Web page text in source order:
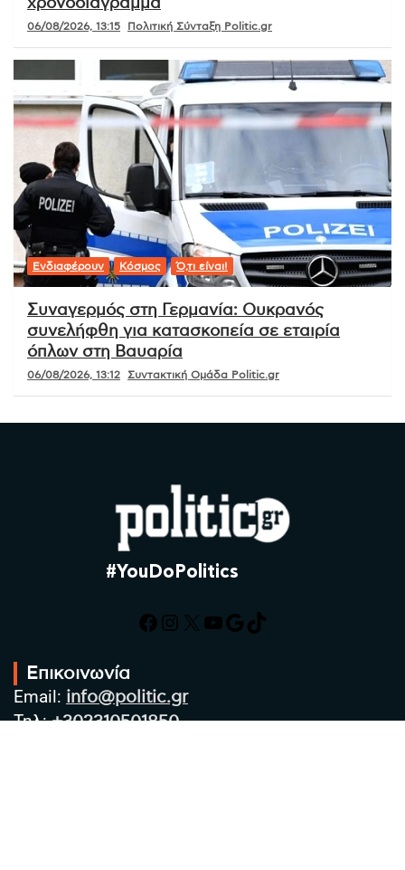
χρονοδιάγραμμα
06/08/2026, 13:15 Πολιτική Σύνταξη Politic.gr
Ενδιαφέρουν Κόσμος Ό,τι είναι!
Συναγερμός στη Γερμανία: Ουκρανός
συνελήφθη για κατασκοπεία σε εταιρία
όπλων στη Βαυαρία
06/08/2026, 13:12 Συντακτική Ομάδα Politic.gr
#YouDoPolitics
Facebook
Instagram
X YouTube
Google
TikTok
Επικοινωνία
Email: info@politic.gr
Τηλ:+302310501850